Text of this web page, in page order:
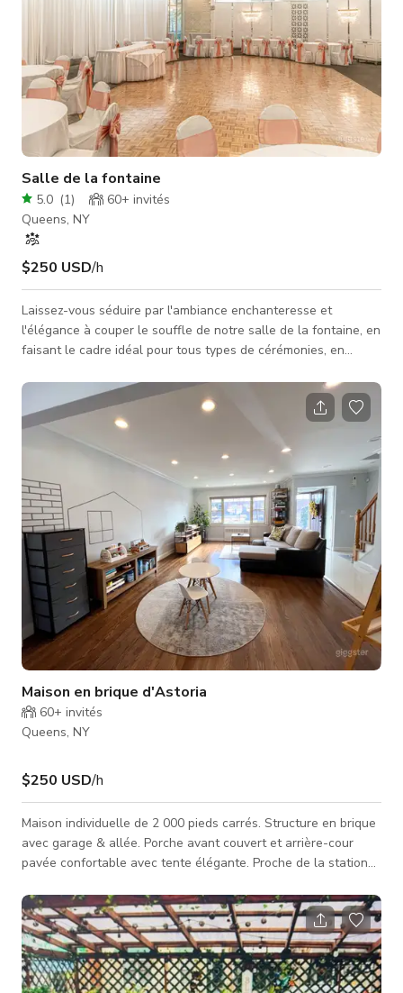
Salle de la fontaine
5.0 (1) 60+ invités
Queens, NY
$250 USD/h
Laissez-vous séduire par l'ambiance enchanteresse et
l'élégance à couper le souffle de notre salle de la fontaine, en
faisant le cadre idéal pour tous types de cérémonies, en
lustres exquis et la magnifique fontaine centrale créent une
atmosphère magique qui sera à jamais chérie.
Maison en brique d'Astoria
60+ invités
Queens, NY
$250 USD/h
Maison individuelle de 2 000 pieds carrés. Structure en brique
avec garage & allée. Porche avant couvert et arrière-cour
pavée confortable avec tente élégante. Proche de la station
distance de marche des studios Kaufman. Deux niveaux : le
premier étage est un espace de vie principal à concept ouvert,
aire de jeux pour enfants, salle à manger, cuisine et demi-
salle de bain, décor contemporain principalement de West Elm
et Crat